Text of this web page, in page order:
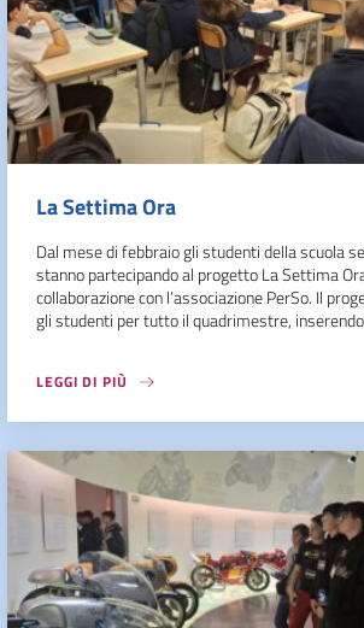
La Settima Ora
Dal mese di febbraio gli studenti della scuola
stanno partecipando al progetto La Settima
collaborazione con l’associazione PerSo. Il
gli studenti per tutto il quadrimestre,
LEGGI DI PIÙ